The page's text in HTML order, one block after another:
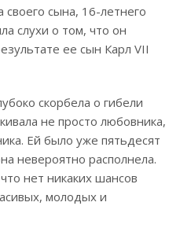
сына, 16-летнего
слухи о том, что он
ее сын Карл VII
скорбела о гибели
не просто любовника,
Ей было уже пятьдесят
невероятно располнела.
нет никаких шансов
молодых и